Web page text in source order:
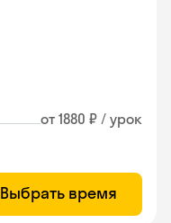
от 1880 ₽ / урок
Выбрать время